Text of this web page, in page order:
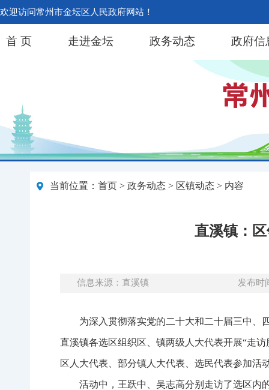
欢迎访问常州市金坛区人民政府网站！
首 页 走进金坛 政务动态 政府信
当前位置： 首页 > 政务动态 > 区镇动态 > 内容
直溪镇：
信息来源：直溪镇 发布时
为深入贯彻落实党的二十大和二十届三中、
直溪镇各选区组织区、镇两级人大代表开展“走
区人大代表、部分镇人大代表、选民代表参加活
活动中，王跃中、吴志高分别走访了选区内